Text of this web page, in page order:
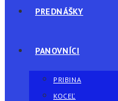
PREDNÁŠKY
PANOVNÍCI
PRIBINA
KOCEĽ